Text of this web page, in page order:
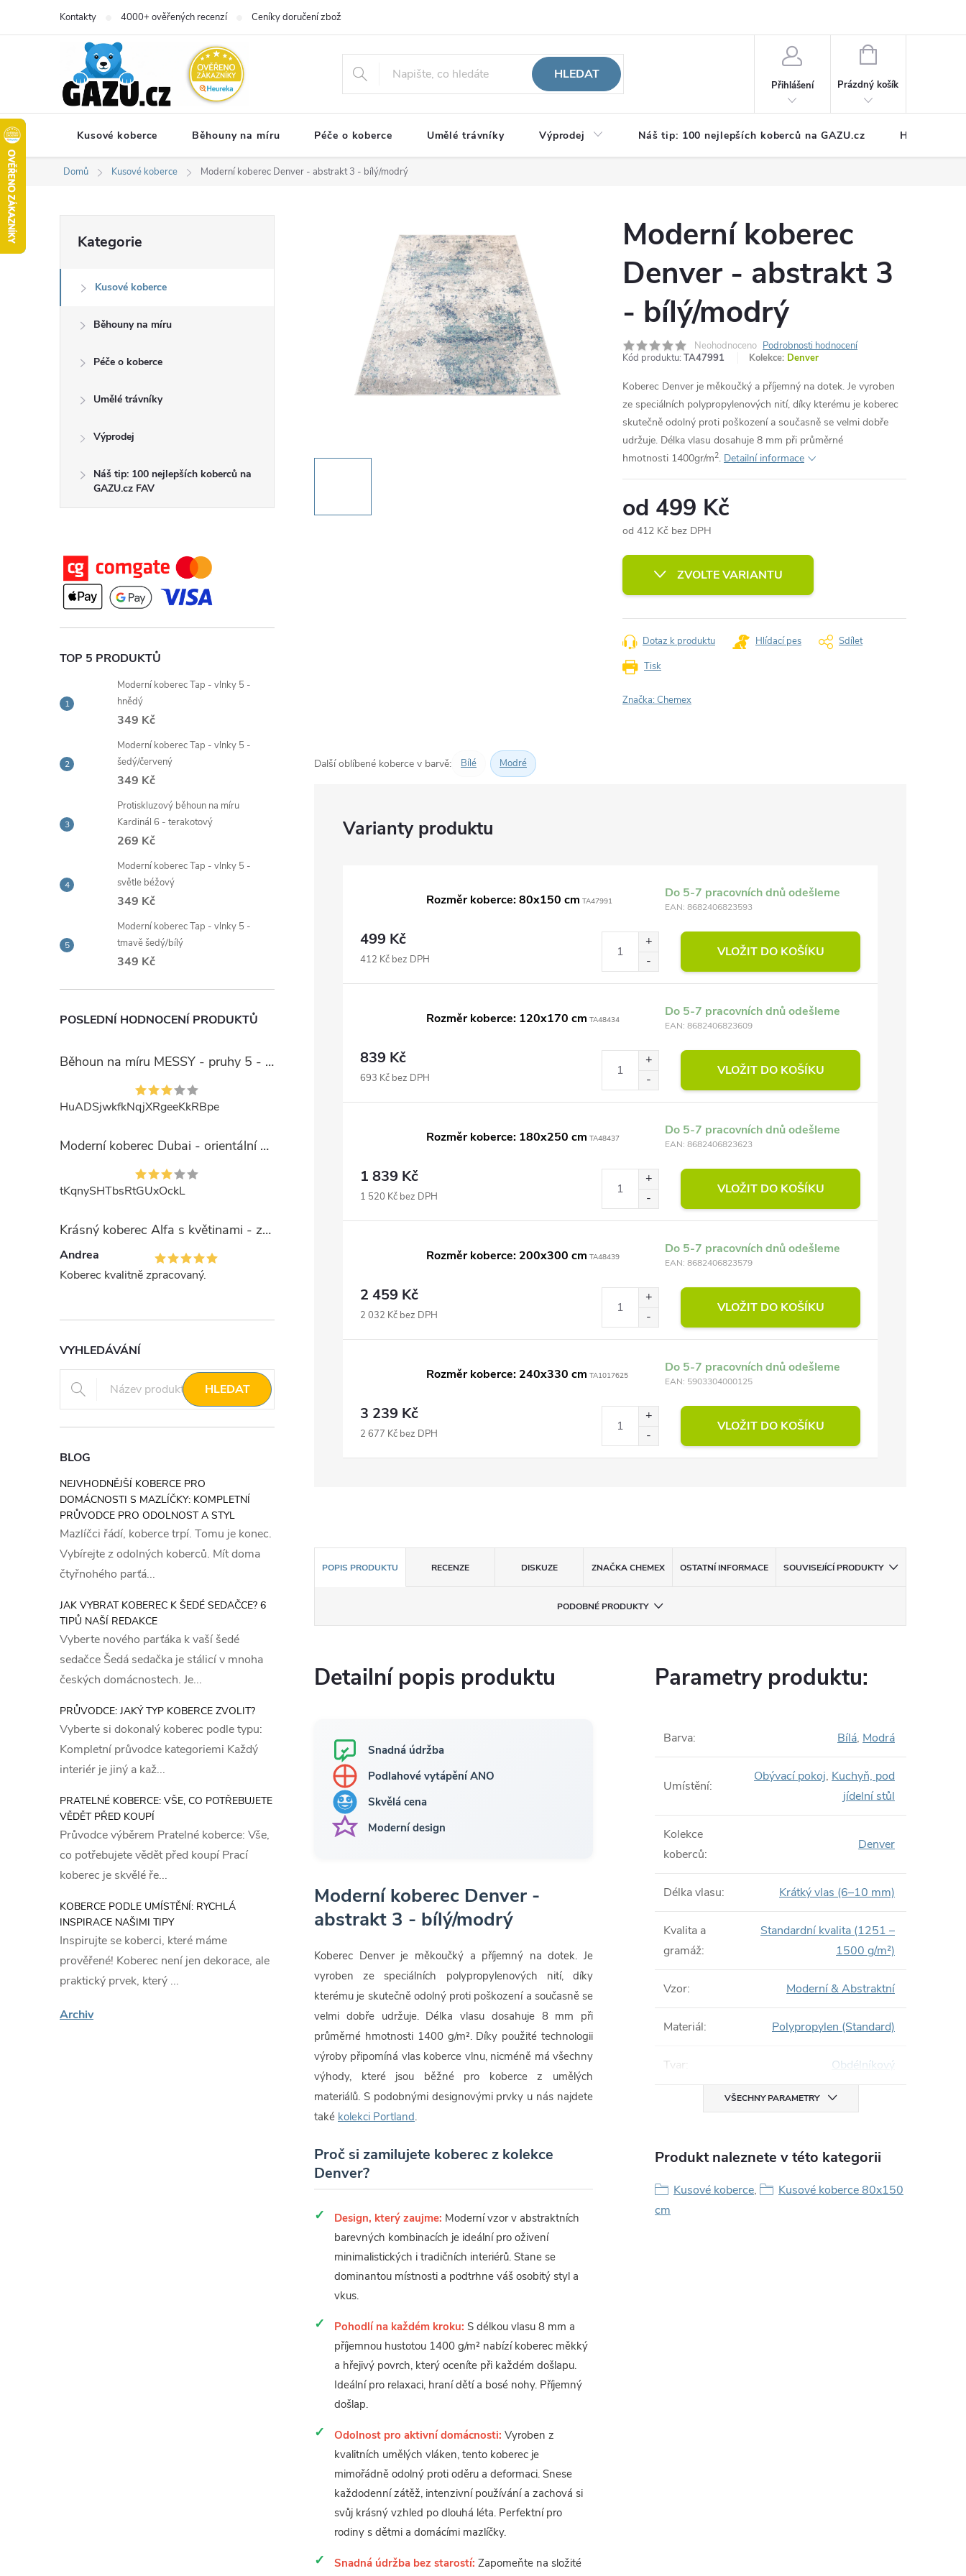
Kontakty 4000+ ověřených recenzí Ceníky doručení zboží
HLEDAT
Přihlášení
NÁKUPNÍ
Prázdný košík
Kusové koberce Běhouny na míru Péče o koberce Umělé trávníky Výprodej Náš tip: 100 nejlepších koberců na GAZU.cz Hodnocení
Domů Kusové koberce Moderní koberec Denver - abstrakt 3 - bílý/modrý
o
s
í
p
a
n
e
l
kategorie
Kategorie
Kusové koberce
Běhouny na míru
Péče o koberce
Umělé trávníky
Výprodej
Náš tip: 100 nejlepších koberců na
GAZU.cz FAV
TOP 5 PRODUKTŮ
Moderní koberec Tap - vlnky 5 -
hnědý
349 Kč
Moderní koberec Tap - vlnky 5 -
šedý/červený
349 Kč
Protiskluzový běhoun na míru
Kardinál 6 - terakotový
269 Kč
Moderní koberec Tap - vlnky 5 -
světle béžový
349 Kč
Moderní koberec Tap - vlnky 5 -
tmavě šedý/bílý
349 Kč
POSLEDNÍ HODNOCENÍ PRODUKTŮ
Běhoun na míru MESSY - pruhy 5 - béžový
HuADSjwkfkNqjXRgeeKkRBpe
Moderní koberec Dubai - orientální 6 - červený
tKqnySHTbsRtGUxOckL
Krásný koberec Alfa s květinami - zelený
Andrea
Koberec kvalitně zpracovaný.
VYHLEDÁVÁNÍ
HLEDAT
BLOG
NEJVHODNĚJŠÍ KOBERCE PRO
DOMÁCNOSTI S MAZLÍČKY: KOMPLETNÍ
PRŮVODCE PRO ODOLNOST A STYL
Mazlíčci řádí, koberce trpí. Tomu je konec.
Vybírejte z odolných koberců. Mít doma
čtyřnohého parťá...
JAK VYBRAT KOBEREC K ŠEDÉ SEDAČCE? 6
TIPŮ NAŠÍ REDAKCE
Vyberte nového parťáka k vaší šedé
sedačce Šedá sedačka je stálicí v mnoha
českých domácnostech. Je...
PRŮVODCE: JAKÝ TYP KOBERCE ZVOLIT?
Vyberte si dokonalý koberec podle typu:
Kompletní průvodce kategoriemi Každý
interiér je jiný a kaž...
PRATELNÉ KOBERCE: VŠE, CO POTŘEBUJETE
VĚDĚT PŘED KOUPÍ
Průvodce výběrem Pratelné koberce: Vše,
co potřebujete vědět před koupí Prací
koberec je skvělé ře...
KOBERCE PODLE UMÍSTĚNÍ: RYCHLÁ
INSPIRACE NAŠIMI TIPY
Inspirujte se koberci, které máme
prověřené! Koberec není jen dekorace, ale
praktický prvek, který ...
Archiv
Moderní koberec
Denver - abstrakt 3
- bílý/modrý
Neohodnoceno Podrobnosti hodnocení
Kód produktu: TA47991 Kolekce: Denver
Koberec Denver je měkoučký a příjemný na dotek. Je vyroben
ze speciálních polypropylenových nití, díky kterému je koberec
skutečně odolný proti poškození a současně se velmi dobře
udržuje. Délka vlasu dosahuje 8 mm při průměrné
hmotnosti 1400gr/m2. Detailní informace
od 499 Kč
od 412 Kč bez DPH
cena:
ZVOLTE VARIANTU
Tisk
Dotaz k produktu Hlídací pes Sdílet
Značka:Chemex
Další oblíbené koberce v barvě: Bílé Modré
Rozměr koberce: 80x150 cm TA47991
Do 5-7 pracovních dnů odešleme
EAN: 8682406823593
499 Kč
412 Kč bez DPH VLOŽIT DO KOŠÍKU
Rozměr koberce: 120x170 cm TA48434
Do 5-7 pracovních dnů odešleme
EAN: 8682406823609
839 Kč
693 Kč bez DPH VLOŽIT DO KOŠÍKU
Rozměr koberce: 180x250 cm TA48437
Do 5-7 pracovních dnů odešleme
EAN: 8682406823623
1 839 Kč
1 520 Kč bez DPH VLOŽIT DO KOŠÍKU
Rozměr koberce: 200x300 cm TA48439
Do 5-7 pracovních dnů odešleme
EAN: 8682406823579
2 459 Kč
2 032 Kč bez DPH VLOŽIT DO KOŠÍKU
Rozměr koberce: 240x330 cm TA1017625
Do 5-7 pracovních dnů odešleme
EAN: 5903304000125
3 239 Kč
2 677 Kč bez DPH VLOŽIT DO KOŠÍKU
POPIS PRODUKTU RECENZE DISKUZE ZNAČKACHEMEX OSTATNÍ INFORMACE SOUVISEJÍCÍ PRODUKTY
PODOBNÉ PRODUKTY
Detailní popis produktu
Snadná údržba
Podlahové vytápění ANO
Skvělá cena
Moderní design
Moderní koberec Denver -
abstrakt 3 - bílý/modrý
Koberec Denver je měkoučký a příjemný na dotek. Je
vyroben ze speciálních polypropylenových nití, díky
kterému je skutečně odolný proti poškození a současně se
velmi dobře udržuje. Délka vlasu dosahuje 8 mm při
průměrné hmotnosti 1400 g/m². Díky použité technologii
výroby připomíná vlas koberce vlnu, nicméně má všechny
výhody, které jsou běžné pro koberce z umělých
materiálů. S podobnými designovými prvky u nás najdete
také kolekci Portland.
Proč si zamilujete koberec z kolekce
Denver?
Design, který zaujme: Moderní vzor v abstraktních
barevných kombinacích je ideální pro oživení
minimalistických i tradičních interiérů. Stane se
dominantou místnosti a podtrhne váš osobitý styl a
vkus.
Pohodlí na každém kroku: S délkou vlasu 8 mm a
příjemnou hustotou 1400 g/m² nabízí koberec měkký
a hřejivý povrch, který oceníte při každém došlapu.
Ideální pro relaxaci, hraní dětí a bosé nohy. Příjemný
došlap.
Odolnost pro aktivní domácnosti: Vyroben z
kvalitních umělých vláken, tento koberec je
mimořádně odolný proti oděru a deformaci. Snese
každodenní zátěž, intenzivní používání a zachová si
svůj krásný vzhled po dlouhá léta. Perfektní pro
rodiny s dětmi a domácími mazlíčky.
Snadná údržba bez starostí: Zapomeňte na složité
Parametry produktu:
Barva: Bílá, Modrá
Umístění:
Obývací pokoj, Kuchyň, pod
jídelní stůl
Kolekce
koberců:
Denver
Délka vlasu: Krátký vlas (6–10 mm)
Kvalita a
gramáž:
Standardní kvalita (1251 –
1500 g/m²)
Vzor: Moderní & Abstraktní
Materiál: Polypropylen (Standard)
Tvar: Obdélníkový
VŠECHNY PARAMETRY
Produkt naleznete v této kategorii
Kusové koberce,
Kusové koberce 80x150
cm